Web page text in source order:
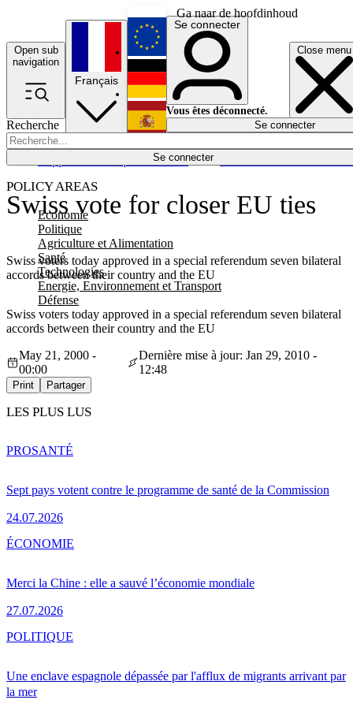
Ga naar de hoofdinhoud
Open sub
navigation
Close menu
Recherche
Se connecter
POLICY AREAS
Economie
Politique
Agriculture et Alimentation
Santé
Technologies
Energie, Environnement et Transport
Défense
Économie
Français
English
Deutsch
Español
Se connecter
Vous êtes déconnecté.
Se connecter
Swiss vote for closer EU ties
Swiss voters today approved in a special referendum seven bilateral
accords between their country and the EU
Swiss voters today approved in a special referendum seven bilateral
accords between their country and the EU
May 21, 2000 -
00:00
Dernière mise à jour: Jan 29, 2010 -
12:48
Print Partager
LES PLUS LUS
Sept pays votent contre le programme de santé de la Commission
24.07.2026
PROSANTÉ
Merci la Chine : elle a sauvé l’économie mondiale
27.07.2026
ÉCONOMIE
Une enclave espagnole dépassée par l'afflux de migrants arrivant par
la mer
POLITIQUE